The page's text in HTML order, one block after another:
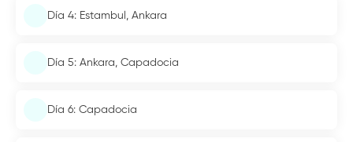
Día 4: Estambul, Ankara
Día 5: Ankara, Capadocia
Día 6: Capadocia